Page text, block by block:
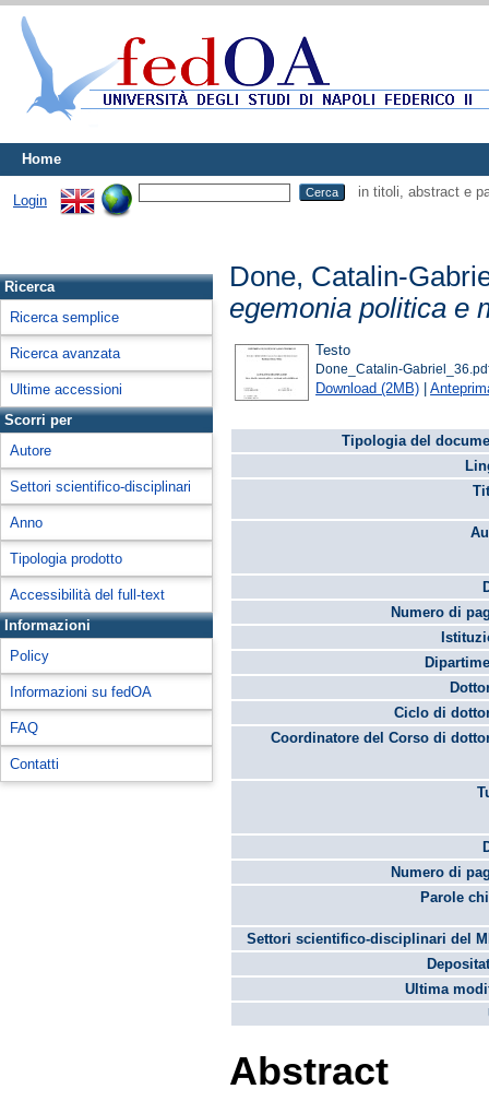
Home
Login
in titoli, abstract e
Ricerca
Ricerca semplice
Ricerca avanzata
Ultime accessioni
Scorri per
Autore
Settori scientifico-disciplinari
Anno
Tipologia prodotto
Accessibilità del full-text
Informazioni
Policy
Informazioni su fedOA
FAQ
Contatti
Done, Catalin-
egemonia politica e
Testo
Done_Catalin-
Download (2MB) |
Tipologia del
Numero di
Ciclo di
Coordinatore del Corso di
Numero di
Parole
Settori scientifico-disciplinari del
Ultima
Abstract